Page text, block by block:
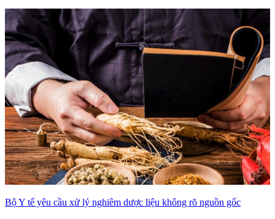
Bộ Y tế yêu cầu xử lý nghiêm dược liệu không rõ nguồn gốc